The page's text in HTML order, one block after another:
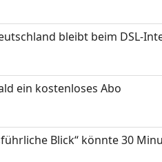
bleibt beim DSL-
ein kostenloses Abo
Blick“ könnte 30